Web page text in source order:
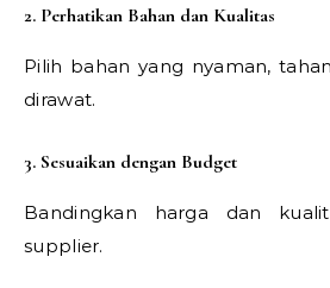
2. Perhatikan Bahan dan Kualitas
Pilih bahan yang nyaman,
dirawat.
3. Sesuaikan dengan Budget
Bandingkan harga dan
supplier.